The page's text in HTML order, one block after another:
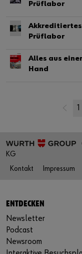
Prüflabor
Akkreditiertes
Prüflabor
Alles aus einer
Hand
1
KG
Kontakt
Impressum
ENTDECKEN
Newsletter
Podcast
Newsroom